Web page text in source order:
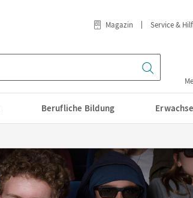
Magazin Service &
Berufliche Bildung